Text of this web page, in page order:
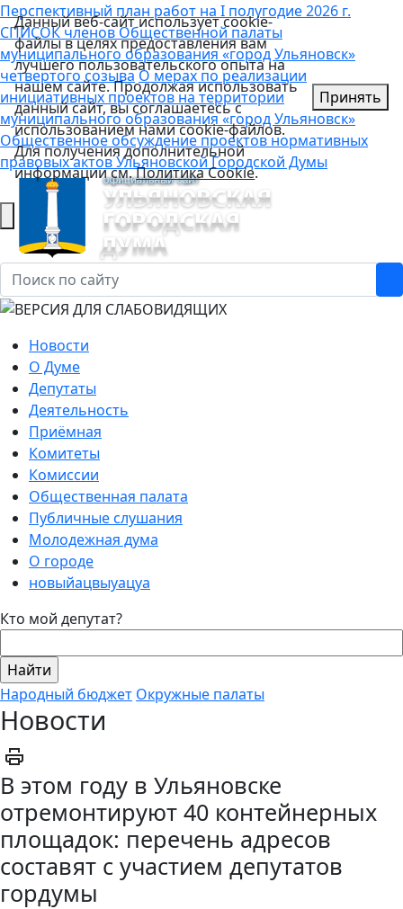
Перспективный план работ на I полугодие 2026 г.
СПИСОК членов Общественной палаты
муниципального образования «город Ульяновск»
четвертого созываО мерах по реализации
инициативных проектов на территории
муниципального образования «город Ульяновск»
Общественное обсуждение проектов нормативных
правовых актов Ульяновской Городской Думы
Новости
О Думе
Депутаты
Деятельность
Приёмная
Комитеты
Комиссии
Общественная палата
Публичные слушания
Молодежная дума
О городе
новыйацвыуацуа
Кто мой депутат?
Народный бюджет Окружные палаты
Новости
В этом году в Ульяновске
отремонтируют 40 контейнерных
площадок: перечень адресов
составят с участием депутатов
гордумы
Данный веб-сайт использует cookie-
файлы в целях предоставления вам
лучшего пользовательского опыта на
нашем сайте. Продолжая использовать
данный сайт, вы соглашаетесь с
использованием нами cookie-файлов.
Для получения дополнительной
информации см.Политика Cookie.
Принять